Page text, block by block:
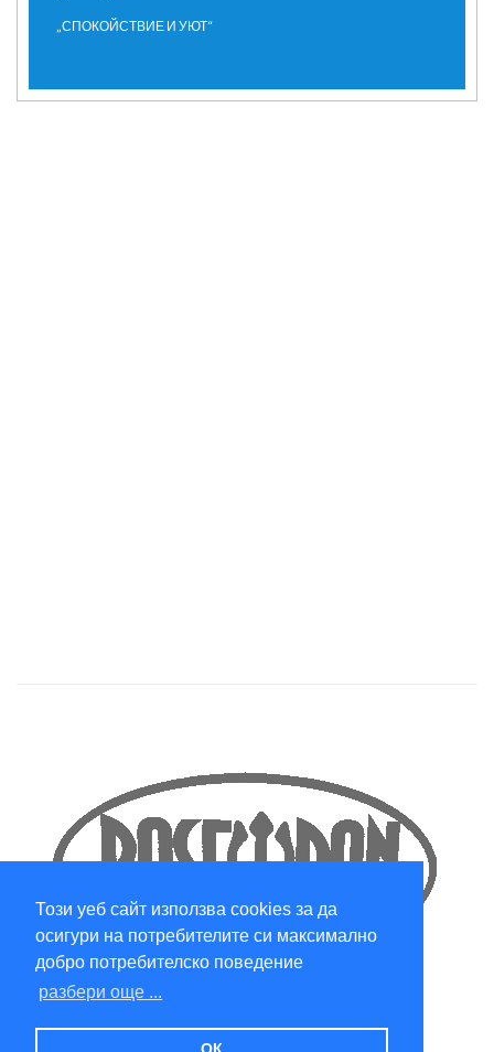
Този уеб сайт използва cookies за да
осигури на потребителите си максимално
добро потребителско поведение
разбери още ...
„СПОКОЙСТВИЕ И УЮТ“